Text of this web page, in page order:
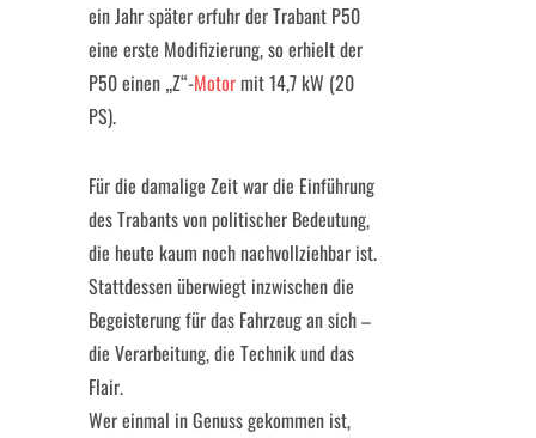
ein Jahr später erfuhr der Trabant P50
eine erste Modifizierung, so erhielt der
P50 einen „Z“-Motormit 14,7 kW (20
PS).
Für die damalige Zeit war die Einführung
des Trabants von politischer Bedeutung,
die heute kaum noch nachvollziehbar ist.
Stattdessen überwiegt inzwischen die
Begeisterung für das Fahrzeug an sich –
die Verarbeitung, die Technik und das
Flair.
Wer einmal in Genuss gekommen ist,